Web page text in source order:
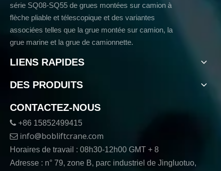
série SQ08-SQ55 de grues montées sur camion à
flèche pliable et télescopique et des variantes
associées telles que la grue montée sur camion, la
grue marine et la grue de camionnette.
LIENS RAPIDES
DES PRODUITS
CONTACTEZ-NOUS
 +86 15852499415
 info@bobliftcrane.com
Horaires de travail : 08h30-12h00 GMT + 8
Adresse : n° 79, zone B, parc industriel de Jingluotuo,